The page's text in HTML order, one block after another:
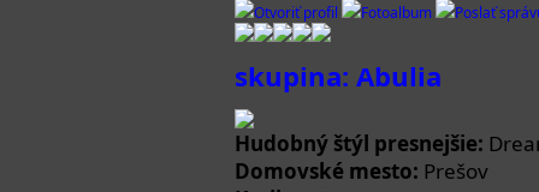
Otvoriť profil Fotoalbum Poslať
skupina: Abulia
Hudobný štýl presnejšie:
Domovské mesto: Prešov